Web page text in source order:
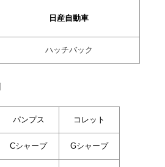
日産自動車
ハッチバック
パンプス コレット
Cシャープ Gシャープ